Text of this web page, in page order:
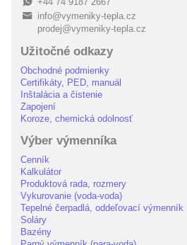
B
info@vymeniky-tepla.cz
prodej@vymeniky-tepla.cz
Užitočné odkazy
Obchodné podmienky
Certifikáty, PED, manuál
Inštalácia a čistenie
Zapojení
Koroze, chemická odolnosť
Výber výmenníka
Cenník
Kalkulátor
Produktová rada, rozmery
Vykurovanie (voda-voda)
Tepelné čerpadlá, oddeľovací výmenník
Soláry
Bazény